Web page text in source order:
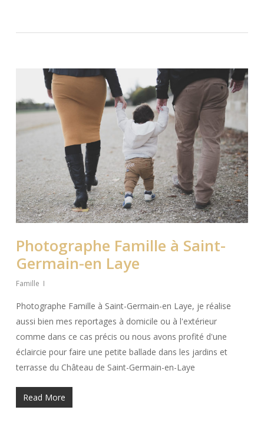
Photographe Famille à Saint-
Germain-en Laye
Famille
Photographe Famille à Saint-Germain-en Laye, je réalise
aussi bien mes reportages à domicile ou à l'extérieur
comme dans ce cas précis ou nous avons profité d'une
éclaircie pour faire une petite ballade dans les jardins et
terrasse du Château de Saint-Germain-en-Laye
Read More